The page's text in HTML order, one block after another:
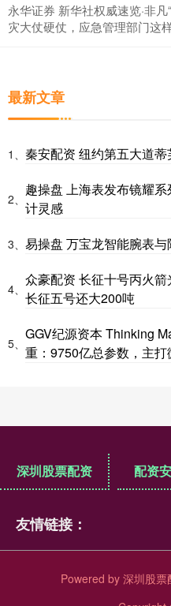
永华证券 新华社权威速览·非
灾大仗硬仗，应急管理部门这
最新文章
1、 秦安配资 纽约第五大道
2、
趣操盘 上海表发布镜耀
计灵感
3、 易操盘 万宝龙智能腕表
4、
众豪配资 长征十号丙火
长征五号还大200吨
5、
GGV纪源资本 Thinking
重：9750亿总参数，主打
深圳股票配资 配资
友情链接：
Powered by 深圳股票